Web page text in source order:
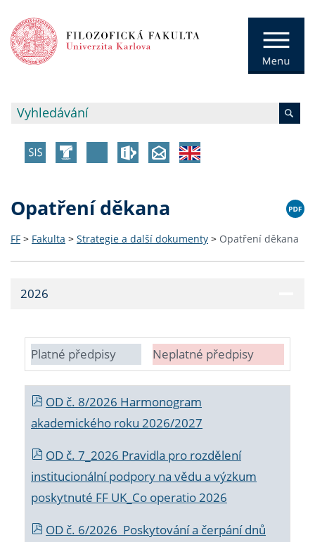
Opatření děkana
FF > Fakulta > Strategie a další dokumenty > Opatření děkana
2026
Platné předpisy Neplatné předpisy
OD č. 8/2026 Harmonogram
akademického roku 2026/2027
OD č. 7_2026 Pravidla pro rozdělení
institucionální podpory na vědu a výzkum
poskytnuté FF UK_Co operatio 2026
OD č. 6/2026 Poskytování a čerpání dnů